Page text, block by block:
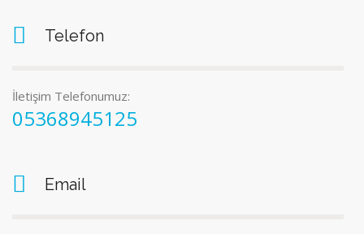
Telefon
İletişim Telefonumuz:
05368945125
Email